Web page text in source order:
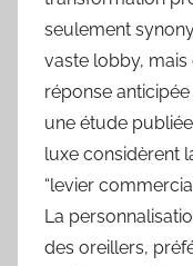
seulement
vaste lobby, mais
réponse
une étude
luxe considèrent
“levier
La
des oreillers,